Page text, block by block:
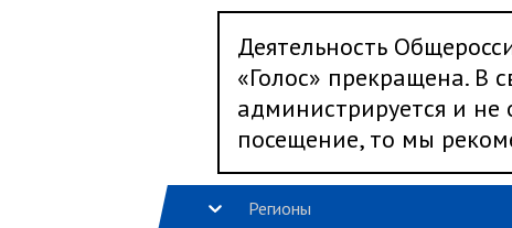
Деятельность
«Голос» прекращена. В
администрируется и не
посещение, то мы
Регионы